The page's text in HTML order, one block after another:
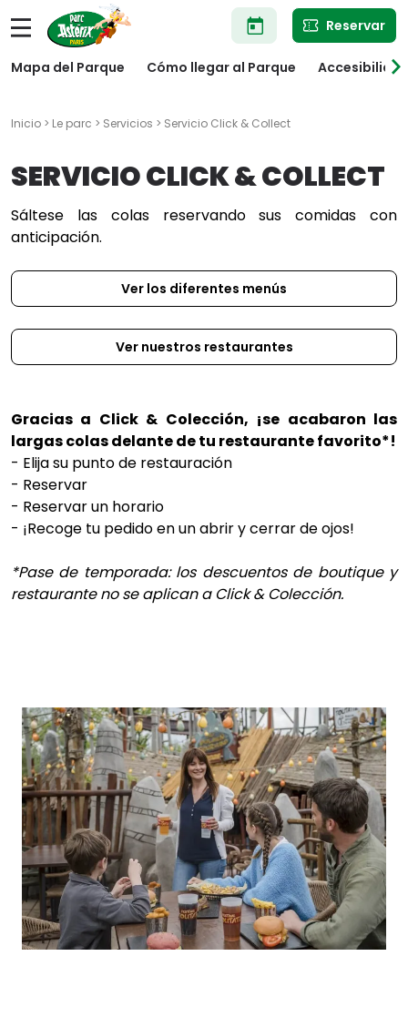
al
contenido
principal
Reservar
Mapa del Parque Cómo llegar al Parque
Inicio > Le parc > Servicios > Servicio Click & Collect
SERVICIO CLICK & COLLECT
Sáltese las colas reservando sus comidas con
anticipación.
Ver los diferentes menús
Ver nuestros restaurantes
Gracias a Click & Colección, ¡se acabaron las
largas colas delante de tu restaurante favorito*!
- Elija su punto de restauración
- Reservar
- Reservar un horario
- ¡Recoge tu pedido en un abrir y cerrar de ojos!
*Pase de temporada: los descuentos de boutique y
restaurante no se aplican a Click & Colección.